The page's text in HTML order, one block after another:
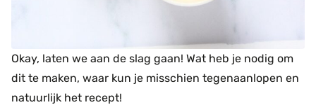
Okay, laten we aan de slag gaan! Wat heb je nodig om
dit te maken, waar kun je misschien tegenaanlopen en
natuurlijk het recept!